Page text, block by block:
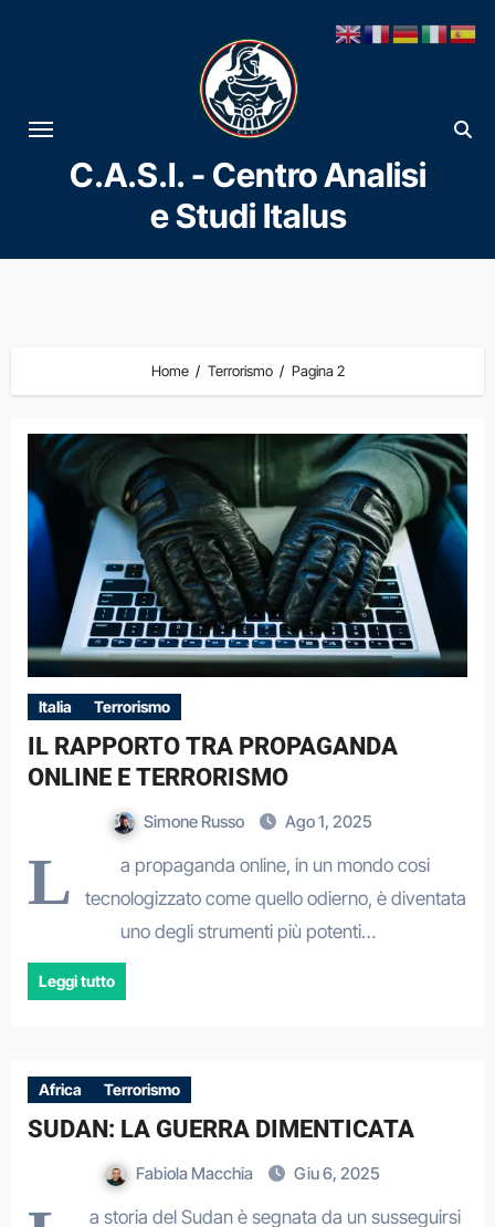
al
contenuto
C.A.S.I. - Centro Analisi
e Studi Italus
Home Terrorismo Pagina 2
Italia Terrorismo
IL RAPPORTO TRA PROPAGANDA
ONLINE E TERRORISMO
Simone Russo Ago 1, 2025
L
a propaganda online, in un mondo cosi
tecnologizzato come quello odierno, è diventata
uno degli strumenti più potenti…
Leggi tutto
Africa Terrorismo
SUDAN: LA GUERRA DIMENTICATA
Fabiola Macchia Giu 6, 2025
a storia del Sudan è segnata da un susseguirsi